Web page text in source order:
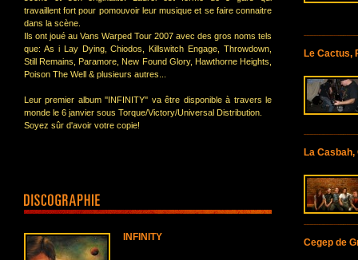
travaillent fort pour pomouvoir leur musique et se faire connaitre
dans la scène.
Ils ont joué au Vans Warped Tour 2007 avec des gros noms tels
que: As i Lay Dying, Chiodos, Killswitch Engage, Throwdown,
Still Remains, Paramore, New Found Glory, Hawthorne Heights,
Poison The Well & plusieurs autres...
Leur premier album ''INFINITY'' va être disponible à travers le
monde le 6 janvier sous Torque/Victory/Universal Distribution.
Soyez sûr d'avoir votre copie!
INFINITY
Le Cactus,
La Casbah,
Cegep de